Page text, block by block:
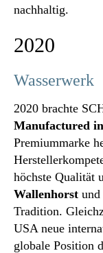
nachhaltig.
2020
Wasserwerk
2020 brachte
Manufactured
Premiummarke
höchste Qualität
Wallenhorst und
Tradition.
USA neue
globale Position